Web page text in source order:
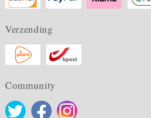
Verzending
Community